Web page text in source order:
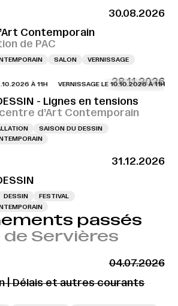
30.08.2026
Contemporain
de PAC
SALON VERNISSAGE
28.11.2026
À 11H VERNISSAGE LE 10.10.2026 À 11H
- Lignes en tensions
d’Art Contemporain
SAISON DU DESSIN
31.12.2026
DESSIN
FESTIVAL
passés
de Servières
04.07.2026
| Délais et autres courants